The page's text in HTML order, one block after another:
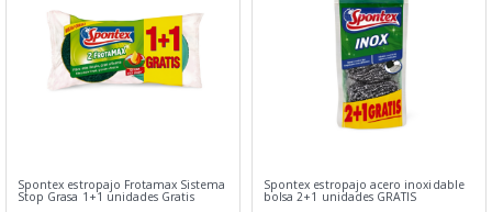
Spontex estropajo Frotamax Sistema
Stop Grasa 1+1 unidades Gratis
Spontex estropajo acero inoxidable
bolsa 2+1 unidades GRATIS